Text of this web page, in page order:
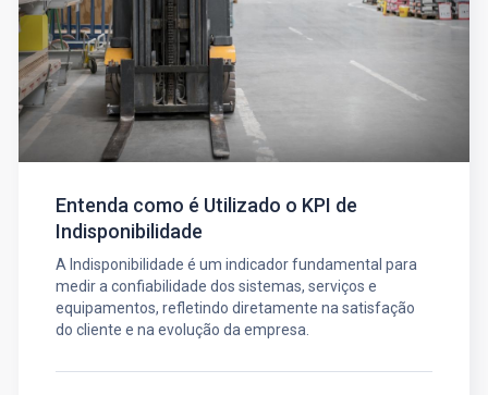
Entenda como é Utilizado o KPI de
Indisponibilidade
A Indisponibilidade é um indicador fundamental para
medir a confiabilidade dos sistemas, serviços e
equipamentos, refletindo diretamente na satisfação
do cliente e na evolução da empresa.